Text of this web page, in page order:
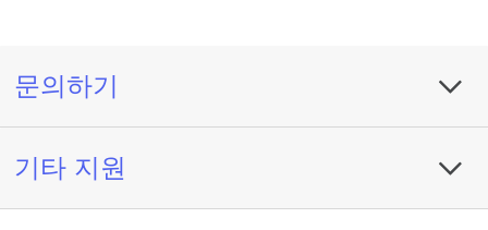
문의하기
기타 지원